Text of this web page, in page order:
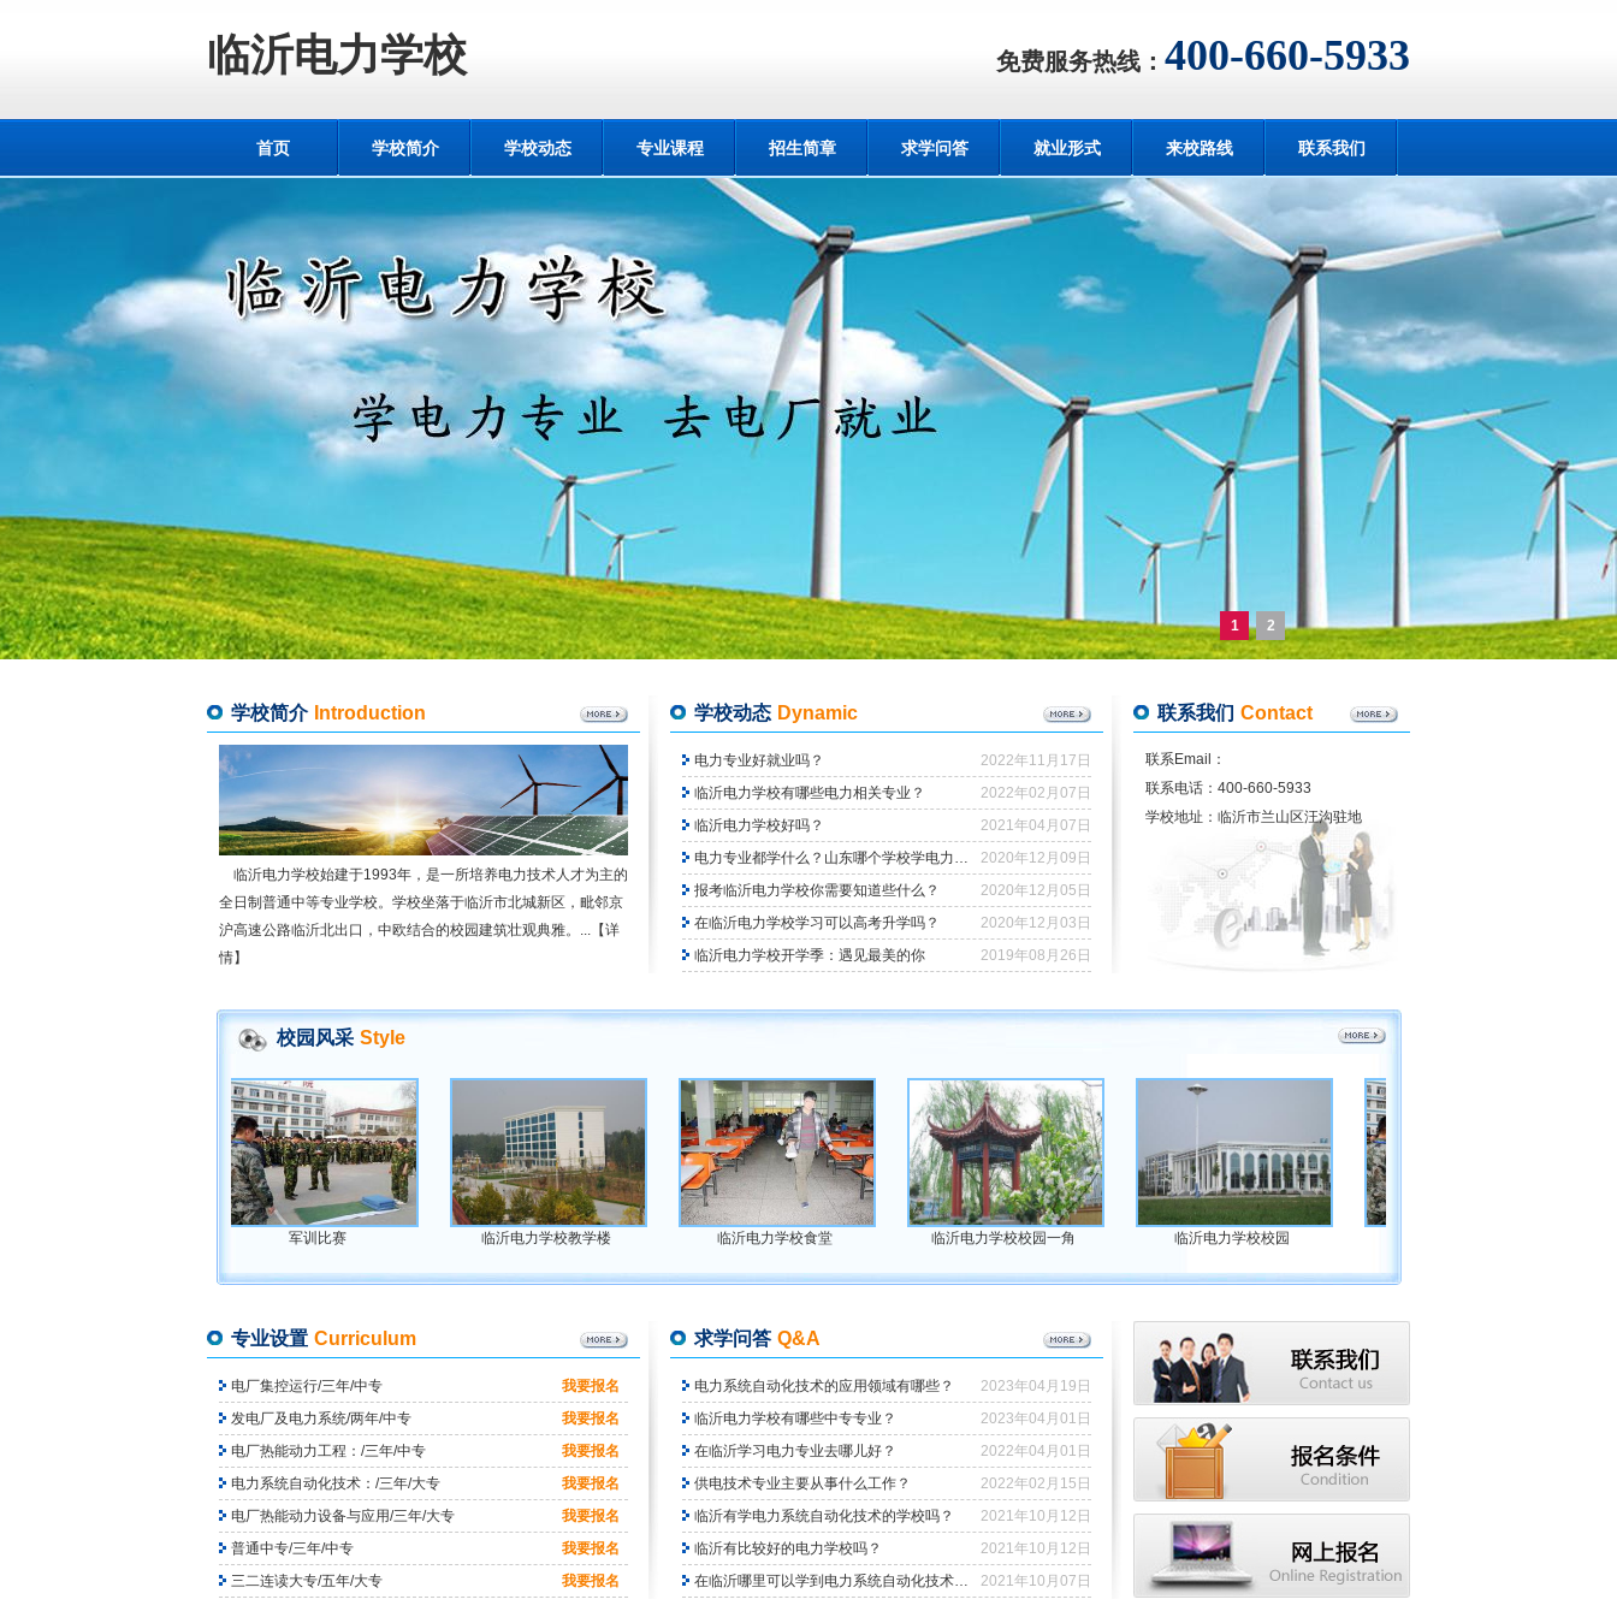
临沂电力学校 免费服务热线： 400-660-5933
首页 学校简介 学校动态 专业课程 招生简章 求学问答 就业形式 来校路线 联系我们
1 2
学校简介 Introduction
临沂电力学校始建于1993年，是一所培养电力技术人才为主的
全日制普通中等专业学校。学校坐落于临沂市北城新区，毗邻京
沪高速公路临沂北出口，中欧结合的校园建筑壮观典雅。... 【详
情】
学校动态 Dynamic
电力专业好就业吗？
2022年11月17日
临沂电力学校有哪些电力相关专业？
2022年02月07日
临沂电力学校好吗？
2021年04月07日
电力专业都学什么？山东哪个学校学电力好？
2020年12月09日
报考临沂电力学校你需要知道些什么？
2020年12月05日
在临沂电力学校学习可以高考升学吗？
2020年12月03日
临沂电力学校开学季：遇见最美的你
2019年08月26日
联系我们 Contact
联系Email：
联系电话：400-660-5933
学校地址：临沂市兰山区汪沟驻地
校园风采 Style
临沂电力学校教学楼 临沂电力学校食堂 临沂电力学校校园一角 临沂电力学校校园
专业设置 Curriculum
电厂集控运行/三年/中专
我要报名
发电厂及电力系统/两年/中专
我要报名
电厂热能动力工程：/三年/中专
我要报名
电力系统自动化技术：/三年/大专
我要报名
电厂热能动力设备与应用/三年/大专
我要报名
普通中专/三年/中专
我要报名
三二连读大专/五年/大专
我要报名
求学问答 Q&A
电力系统自动化技术的应用领域有哪些？
2023年04月19日
临沂电力学校有哪些中专专业？
2023年04月01日
在临沂学习电力专业去哪儿好？
2022年04月01日
供电技术专业主要从事什么工作？
2022年02月15日
临沂有学电力系统自动化技术的学校吗？
2021年10月12日
临沂有比较好的电力学校吗？
2021年10月12日
在临沂哪里可以学到电力系统自动化技术专业？
2021年10月07日